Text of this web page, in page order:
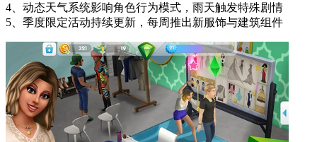
4、动态天气系统影响角色行为模式，雨天触发特殊剧情
5、季度限定活动持续更新，每周推出新服饰与建筑组件